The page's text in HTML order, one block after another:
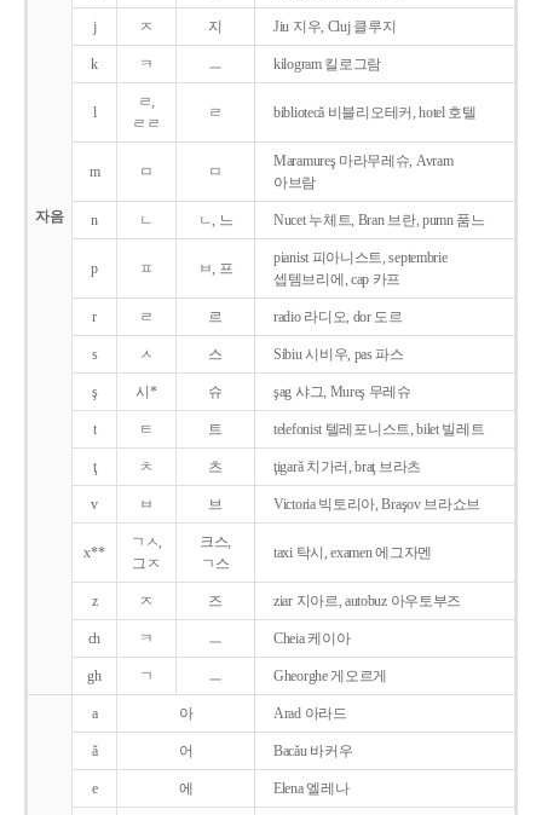
자음
j ㅈ 지 Jiu 지우, Cluj 클루지
k ㅋ ㅡ kilogram 킬로그람
l
ㄹ,
ㄹㄹ
ㄹ bibliotecǎ 비블리오테커, hotel 호텔
m ㅁ ㅁ
Maramureş 마라무레슈, Avram
아브람
n ㄴ ㄴ, 느 Nucet 누체트, Bran 브란, pumn 품느
p ㅍ ㅂ, 프
pianist 피아니스트, septembrie
셉템브리에, cap 카프
r ㄹ 르 radio 라디오, dor 도르
s ㅅ 스 Sibiu 시비우, pas 파스
ş 시* 슈 şag 샤그, Mureş 무레슈
t ㅌ 트 telefonist 텔레포니스트, bilet 빌레트
ţ ㅊ 츠 ţigarǎ 치가러, braţ 브라츠
v ㅂ 브 Victoria 빅토리아, Braşov 브라쇼브
x**
ㄱㅅ,
그ㅈ
크스,
ㄱ스
taxi 탁시, examen 에그자멘
z ㅈ 즈 ziar 지아르, autobuz 아우토부즈
ch ㅋ ㅡ Cheia 케이아
gh ㄱ ㅡ Gheorghe 게오르게
a 아 Arad 아라드
ǎ 어 Bacǎu 바커우
e 에 Elena 엘레나